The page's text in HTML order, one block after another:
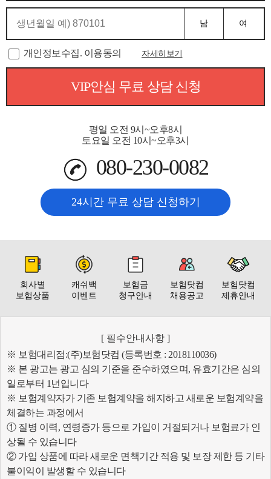
남 여
개인정보수집. 이용동의 자세히보기
VIP안심 무료 상담 신청
평일 오전 9시~오후8시
토요일 오전 10시~오후3시
080-230-0082
24시간 무료 상담 신청하기
회사별
보험상품
캐쉬백
이벤트
보험금
청구안내
보험닷컴
채용공고
보험닷컴
제휴안내
[ 필수안내사항 ]
※ 보험대리점:(주)보험닷컴 (등록번호 : 2018110036)
※ 본 광고는 광고 심의 기준을 준수하였으며, 유효기간은 심의
일로부터 1년입니다
※ 보험계약자가 기존 보험계약을 해지하고 새로운 보험계약을
체결하는 과정에서
① 질병 이력, 연령증가 등으로 가입이 거절되거나 보험료가 인
상될 수 있습니다
② 가입 상품에 따라 새로운 면책기간 적용 및 보장 제한 등 기타
불이익이 발생할 수 있습니다